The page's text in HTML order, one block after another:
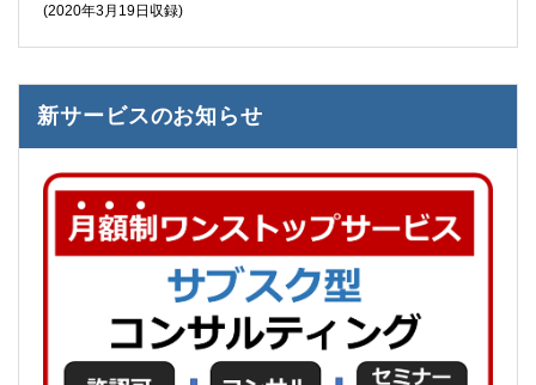
(2020年3月19日収録)
新サービスのお知らせ